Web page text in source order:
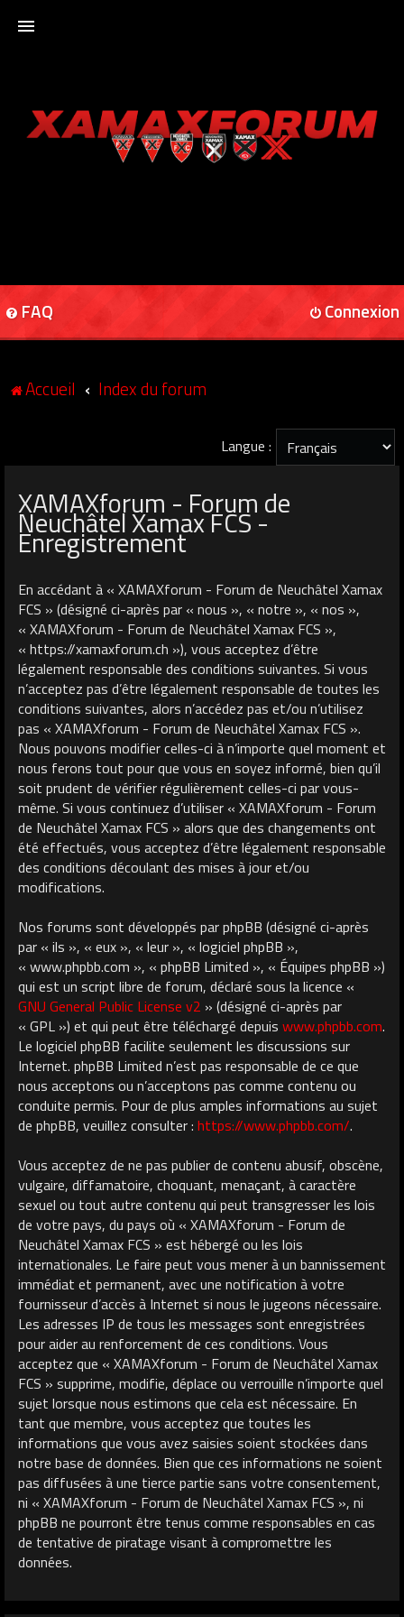
XAMAXFORUM
FAQ Connexion
Accueil Index du forum
Langue :
XAMAXforum - Forum de
Neuchâtel Xamax FCS -
Enregistrement
En accédant à « XAMAXforum - Forum de Neuchâtel Xamax
FCS » (désigné ci-après par « nous », « notre », « nos »,
« XAMAXforum - Forum de Neuchâtel Xamax FCS »,
« https://xamaxforum.ch »), vous acceptez d’être
légalement responsable des conditions suivantes. Si vous
n’acceptez pas d’être légalement responsable de toutes les
conditions suivantes, alors n’accédez pas et/ou n’utilisez
pas « XAMAXforum - Forum de Neuchâtel Xamax FCS ».
Nous pouvons modifier celles-ci à n’importe quel moment et
nous ferons tout pour que vous en soyez informé, bien qu’il
soit prudent de vérifier régulièrement celles-ci par vous-
même. Si vous continuez d’utiliser « XAMAXforum - Forum
de Neuchâtel Xamax FCS » alors que des changements ont
été effectués, vous acceptez d’être légalement responsable
des conditions découlant des mises à jour et/ou
modifications.
Nos forums sont développés par phpBB (désigné ci-après
par « ils », « eux », « leur », « logiciel phpBB »,
« www.phpbb.com », « phpBB Limited », « Équipes phpBB »)
qui est un script libre de forum, déclaré sous la licence «
GNU General Public License v2 » (désigné ci-après par
« GPL ») et qui peut être téléchargé depuis www.phpbb.com.
Le logiciel phpBB facilite seulement les discussions sur
Internet. phpBB Limited n’est pas responsable de ce que
nous acceptons ou n’acceptons pas comme contenu ou
conduite permis. Pour de plus amples informations au sujet
de phpBB, veuillez consulter : https://www.phpbb.com/.
Vous acceptez de ne pas publier de contenu abusif, obscène,
vulgaire, diffamatoire, choquant, menaçant, à caractère
sexuel ou tout autre contenu qui peut transgresser les lois
de votre pays, du pays où « XAMAXforum - Forum de
Neuchâtel Xamax FCS » est hébergé ou les lois
internationales. Le faire peut vous mener à un bannissement
immédiat et permanent, avec une notification à votre
fournisseur d’accès à Internet si nous le jugeons nécessaire.
Les adresses IP de tous les messages sont enregistrées
pour aider au renforcement de ces conditions. Vous
acceptez que « XAMAXforum - Forum de Neuchâtel Xamax
FCS » supprime, modifie, déplace ou verrouille n’importe quel
sujet lorsque nous estimons que cela est nécessaire. En
tant que membre, vous acceptez que toutes les
informations que vous avez saisies soient stockées dans
notre base de données. Bien que ces informations ne soient
pas diffusées à une tierce partie sans votre consentement,
ni « XAMAXforum - Forum de Neuchâtel Xamax FCS », ni
phpBB ne pourront être tenus comme responsables en cas
de tentative de piratage visant à compromettre les
données.